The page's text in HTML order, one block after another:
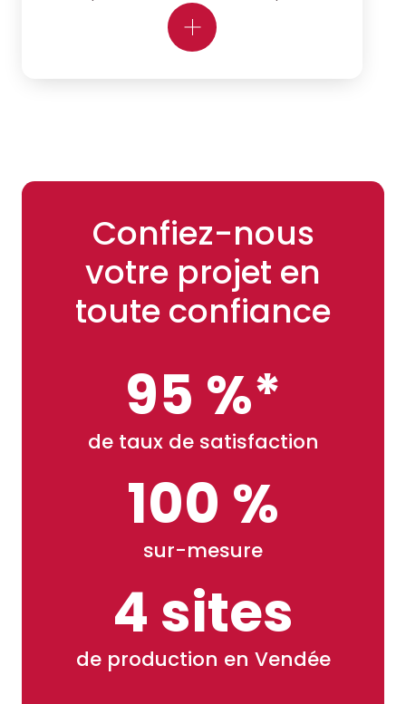
Confiez-nous
votre projet en
toute confiance
95 %*
de taux de satisfaction
100 %
sur-mesure
4 sites
de production en Vendée